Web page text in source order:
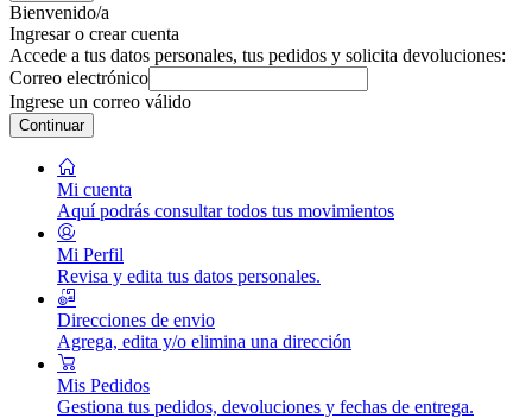
Bienvenido/a
Ingresar o crear cuenta
Accede a tus datos personales, tus pedidos y solicita devoluciones:
Correo electrónico
Ingrese un correo válido
Continuar
Mi cuenta
Aquí podrás consultar todos tus movimientos
Mi Perfil
Revisa y edita tus datos personales.
Direcciones de envio
Agrega, edita y/o elimina una dirección
Mis Pedidos
Gestiona tus pedidos, devoluciones y fechas de entrega.